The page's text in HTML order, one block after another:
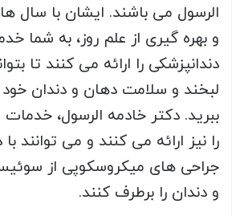
الرسول می باشند. ایشان با سال
و بهره گیری از علم روز، به شما
دندانپزشکی را ارائه می کنند تا
لبخند و سلامت دهان و دندان
ببرید. دکتر خادمه الرسول،
را نیز ارائه می کنند و می توانند
جراحی های میکروسکوپی از
و دندان را برطرف کنند.